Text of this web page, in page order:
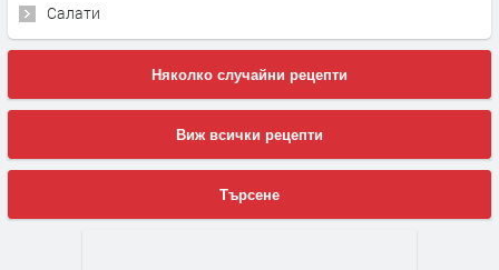
Салати
Няколко случайни рецепти
Виж всички рецепти
Търсене